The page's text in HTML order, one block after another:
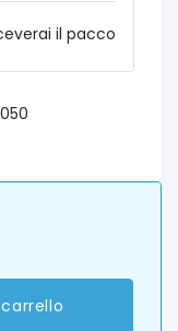
il pacco